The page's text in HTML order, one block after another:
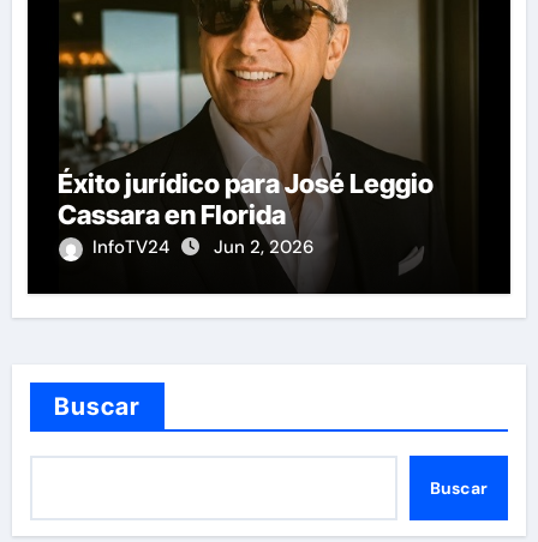
Éxito jurídico para José Leggio
Cassara en Florida
InfoTV24 Jun 2, 2026
Buscar
Buscar